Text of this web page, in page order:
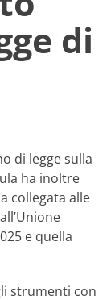
di
di legge sulla
ha inoltre
collegata alle
e quella
strumenti con